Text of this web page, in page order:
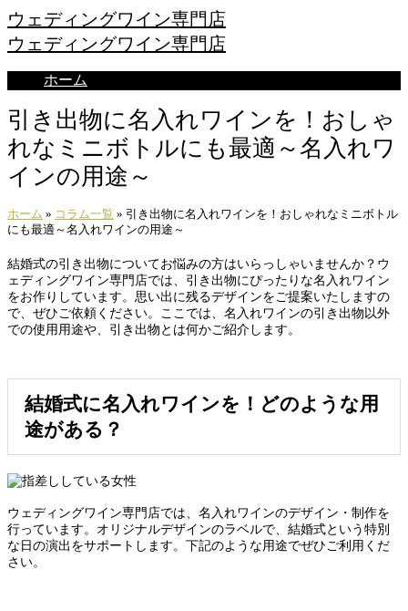
ウェディングワイン専門店
ウェディングワイン専門店
ホーム
引き出物に名入れワインを！おしゃ
れなミニボトルにも最適～名入れワ
インの用途～
ホーム » コラム一覧 » 引き出物に名入れワインを！おしゃれなミニボトル
にも最適～名入れワインの用途～
結婚式の引き出物についてお悩みの方はいらっしゃいませんか？ウ
ェディングワイン専門店では、引き出物にぴったりな名入れワイン
をお作りしています。思い出に残るデザインをご提案いたしますの
で、ぜひご依頼ください。ここでは、名入れワインの引き出物以外
での使用用途や、引き出物とは何かご紹介します。
結婚式に名入れワインを！どのような用
途がある？
ウェディングワイン専門店では、名入れワインのデザイン・制作を
行っています。オリジナルデザインのラベルで、結婚式という特別
な日の演出をサポートします。下記のような用途でぜひご利用くだ
さい。